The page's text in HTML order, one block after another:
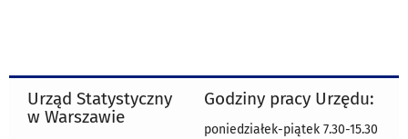
Urząd Statystyczny
w Warszawie
Godziny pracy Urzędu:
poniedziałek-piątek 7.30-15.30